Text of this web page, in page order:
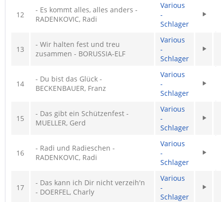
12
- Es kommt alles, alles anders -
RADENKOVIC, Radi
Various
-
Schlager
13
- Wir halten fest und treu
zusammen - BORUSSIA-ELF
Various
-
Schlager
14
- Du bist das Glück -
BECKENBAUER, Franz
Various
-
Schlager
15
- Das gibt ein Schützenfest -
MUELLER, Gerd
Various
-
Schlager
16
- Radi und Radieschen -
RADENKOVIC, Radi
Various
-
Schlager
17
- Das kann ich Dir nicht verzeih'n
- DOERFEL, Charly
Various
-
Schlager